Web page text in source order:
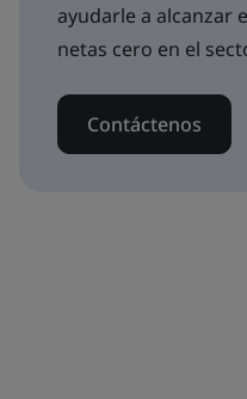
ayudarle a alcanzar
netas cero en el
Contáctenos